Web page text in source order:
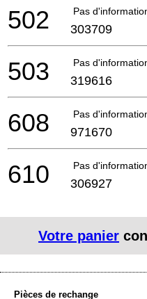
Pas
502 303709
Pas
503 319616
Pas
608 971670
Pas
610 306927
Votre panier
Pièces de rechange